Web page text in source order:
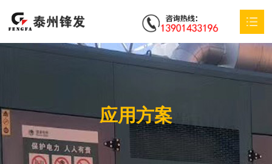
产品中心
特殊定制
应用方案